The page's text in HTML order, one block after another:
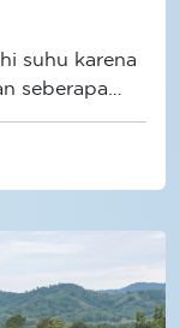
suhu karena
seberapa
kandang.